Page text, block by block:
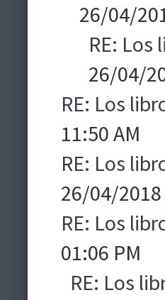
26/04/
RE:
26/04/
RE: Los
11:50 AM
RE: Los
26/04/2018
RE: Los
01:06 PM
RE: Los